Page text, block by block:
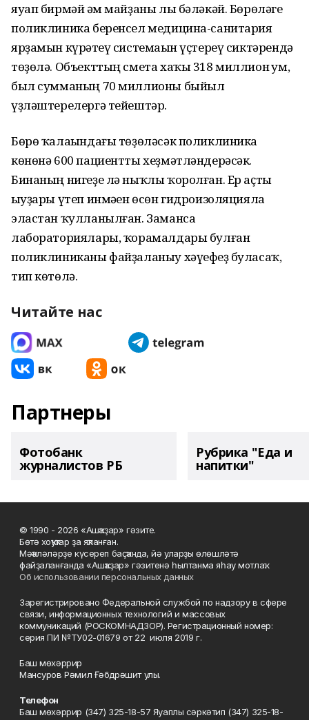
яуап бирмәй һәм майҙаны лы бәләкәй. Бөрөләге
поликлиника беренсел медицина-санитария
ярҙамын күрһәтеү системаһын үҫтереү сиктәрендә
төҙөлә. Объекттың смета хаҡы 318 миллион һум,
был сумманың 70 миллионы быйыл
үҙләштерелергә тейештәр.
Бөрө ҡалаһындағы төҙөләсәк поликлиника
көнөнә 600 пациентты хеҙмәтләндерәсәк.
Бинаның нигеҙе лә ныҡлы ҡоролған. Ер аҫты
һыуҙары үтеп инмәһен өсөн гидроизоляцияла
эластан ҡулланылған. Заманса
лабораториялары, ҡорамалдары булған
поликлиниканы файҙаланыу хәүефһеҙ буласаҡ,
тип көтөлә.
Читайте нас
Партнеры
Фотобанк
журналистов РБ
Рубрика "Еда и
напитки"
© 1990 - 2026 «Ашҡаҙар» гәзите.
Бөтә хоҡуҡтар ҙа яҡланған.
Мәҡәләләрҙе күсереп баҫҡанда, йә уларҙы өлөшләтә
файҙаланғанда «Ашҡаҙар» гәзитенә һылтанма яһау мотлаҡ.
Об использовании персональных данных
Зарегистрировано Федеральной службой по надзору в сфере
связи, информационных технологий и массовых
коммуникаций (РОСКОМНАДЗОР). Регистрационный номер:
серия ПИ №ТУ02-01679 от 22 июля 2019 г.
Баш мөхәррир
Мансуров Рәмил Ғәбдрәшит улы.
Телефон
Баш мөхәррир (347) 325-18-57 Яуаплы сәркәтип (347) 325-18-